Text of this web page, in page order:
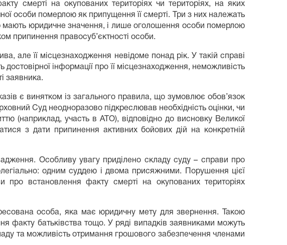
смерті на окупованих територіях чи територіях, на яких
особи померлою як припущення її смерті. Три з них належать
мають юридичне значення, і лише оголошення особи померлою
припинення правосуб’єктності особи.
але її місцезнаходження невідоме понад рік. У такій справі
інформації про її місцезнаходження, неможливість
заявника.
є винятком із загального правила, що зумовлює обов’язок
Суд неодноразово підкреслював необхідність оцінки, чи
(наприклад, участь в АТО), відповідно до висновку Великої
з дати припинення активних бойових дій на конкретній
Особливу увагу приділено складу суду – справи про
одним суддею і двома присяжними. Порушення цієї
встановлення факту смерті на окупованих територіях
особа, яка має юридичну мету для звернення. Такою
факту батьківства тощо. У ряді випадків заявниками можуть
та можливість отримання грошового забезпечення членами